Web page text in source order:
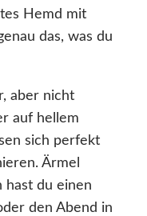
Hemd mit
das, was du
aber nicht
auf hellem
sich perfekt
Ärmel
hast du einen
den Abend in